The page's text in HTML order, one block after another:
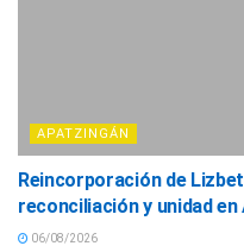
APATZINGÁN
Reincorporación de
reconciliación y unidad
06/08/2026